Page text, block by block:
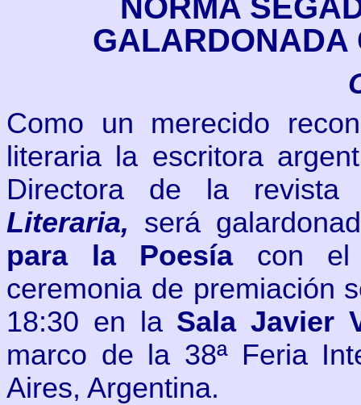
GALARDONADA
Como un merecido
literaria la escritora
Directora de la
Literaria, será
para la Poesíacon el
ceremonia de premiación
18:30 en la Sala Javier
marco de la 38ª Feria
Aires, Argentina.